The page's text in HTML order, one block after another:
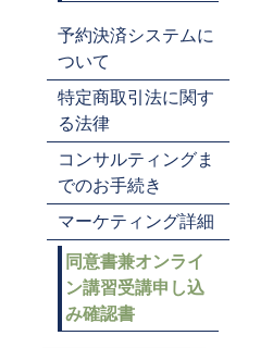
予約決済システムに
ついて
特定商取引法に関す
る法律
コンサルティングま
でのお手続き
マーケティング詳細
同意書兼オンライ
ン講習受講申し込
み確認書